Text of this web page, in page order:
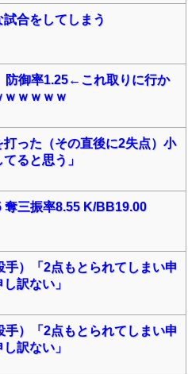
合をしてしまう
御率1.25←これ取りに行か
ｗｗｗｗ
った（その直後に2失点）小
ると思う」
奪三振率8.55 K/BB19.00
手）「2点もとられてしまい申
訳ない」
手）「2点もとられてしまい申
訳ない」